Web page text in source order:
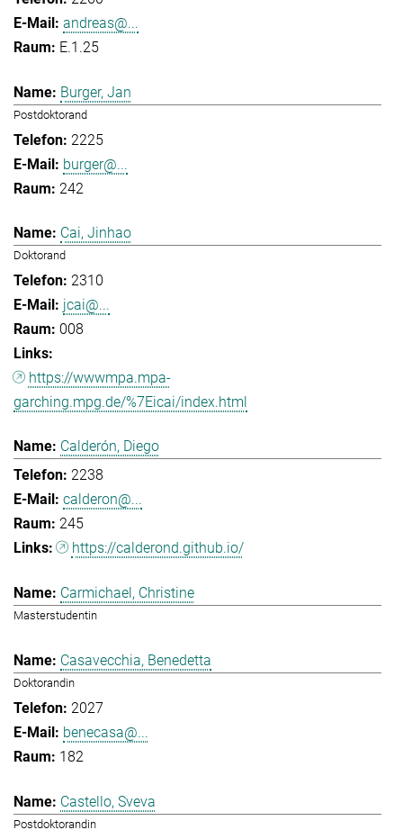
andreas@...
E.1.25
Burger, Jan
Postdoktorand
2225
burger@...
242
Cai, Jinhao
Doktorand
2310
jcai@...
008
https://wwwmpa.mpa-
garching.mpg.de/%7Eicai/index.html
Calderón, Diego
2238
calderon@...
245
https://calderond.github.io/
Carmichael, Christine
Masterstudentin
Casavecchia, Benedetta
Doktorandin
2027
benecasa@...
182
Castello, Sveva
Postdoktorandin